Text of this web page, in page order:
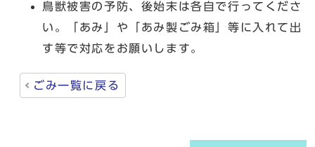
鳥獣被害の予防、後始末は各自で行ってくださ
い。「あみ」や「あみ製ごみ箱」等に入れて出
す等で対応をお願いします。
ごみ一覧に戻る